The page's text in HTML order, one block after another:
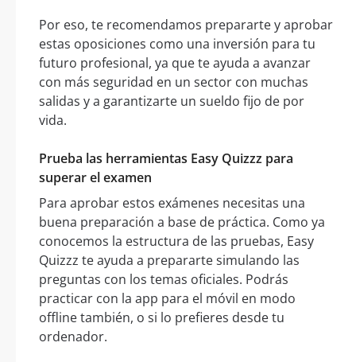
Por eso, te recomendamos prepararte y aprobar
estas oposiciones como una inversión para tu
futuro profesional, ya que te ayuda a avanzar
con más seguridad en un sector con muchas
salidas y a garantizarte un sueldo fijo de por
vida.
Prueba las herramientas Easy Quizzz para
superar el examen
Para aprobar estos exámenes necesitas una
buena preparación a base de práctica. Como ya
conocemos la estructura de las pruebas, Easy
Quizzz te ayuda a prepararte simulando las
preguntas con los temas oficiales. Podrás
practicar con la app para el móvil en modo
offline también, o si lo prefieres desde tu
ordenador.